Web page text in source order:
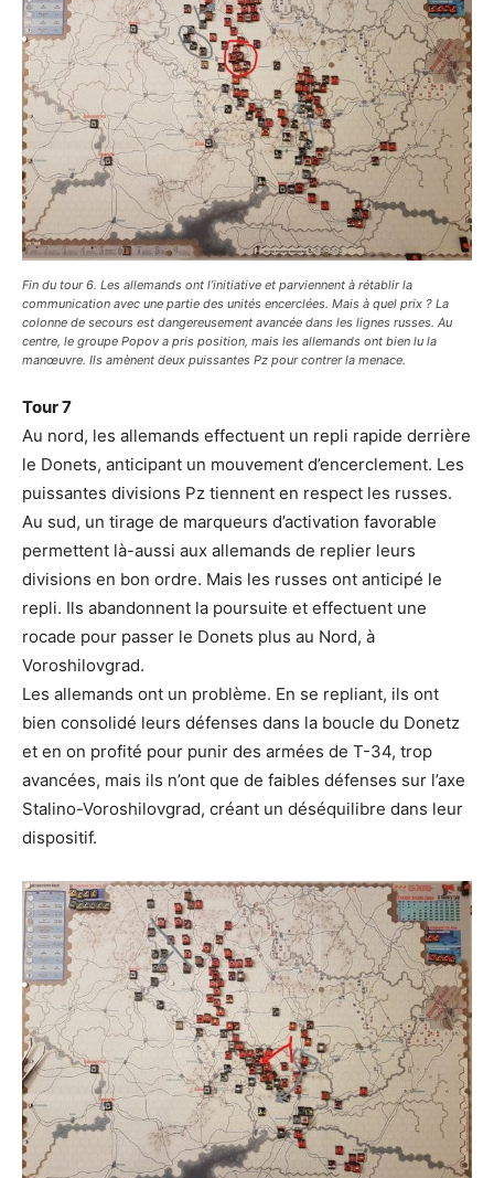
Fin du tour 6. Les allemands ont l’initiative et parviennent à rétablir la
communication avec une partie des unités encerclées. Mais à quel prix ? La
colonne de secours est dangereusement avancée dans les lignes russes. Au
centre, le groupe Popov a pris position, mais les allemands ont bien lu la
manœuvre. Ils amènent deux puissantes Pz pour contrer la menace.
Tour 7
Au nord, les allemands effectuent un repli rapide derrière
le Donets, anticipant un mouvement d’encerclement. Les
puissantes divisions Pz tiennent en respect les russes.
Au sud, un tirage de marqueurs d’activation favorable
permettent là-aussi aux allemands de replier leurs
divisions en bon ordre. Mais les russes ont anticipé le
repli. Ils abandonnent la poursuite et effectuent une
rocade pour passer le Donets plus au Nord, à
Voroshilovgrad.
Les allemands ont un problème. En se repliant, ils ont
bien consolidé leurs défenses dans la boucle du Donetz
et en on profité pour punir des armées de T-34, trop
avancées, mais ils n’ont que de faibles défenses sur l’axe
Stalino-Voroshilovgrad, créant un déséquilibre dans leur
dispositif.